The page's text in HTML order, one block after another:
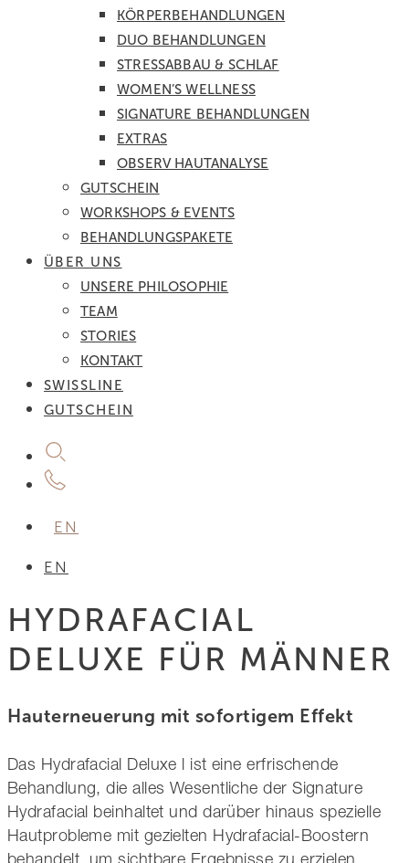
KÖRPER­BEHANDLUNGEN
DUO BEHANDLUNGEN
STRESSABBAU & SCHLAF
WOMEN’S WELLNESS
SIGNATURE BEHANDLUNGEN
EXTRAS
OBSERV HAUTANALYSE
GUTSCHEIN
WORKSHOPS & EVENTS
BEHANDLUNGSPAKETE
ÜBER UNS
UNSERE PHILOSOPHIE
TEAM
STORIES
KONTAKT
SWISSLINE
GUTSCHEIN
EN
EN
HYDRAFACIAL
DELUXE FÜR MÄNNER
Hauterneuerung mit sofortigem Effekt
Das Hydrafacial Deluxe l ist eine erfrischende
Behandlung, die alles Wesentliche der Signature
Hydrafacial beinhaltet und darüber hinaus spezielle
Hautprobleme mit gezielten Hydrafacial-Boostern
behandelt, um sichtbare Ergebnisse zu erzielen.